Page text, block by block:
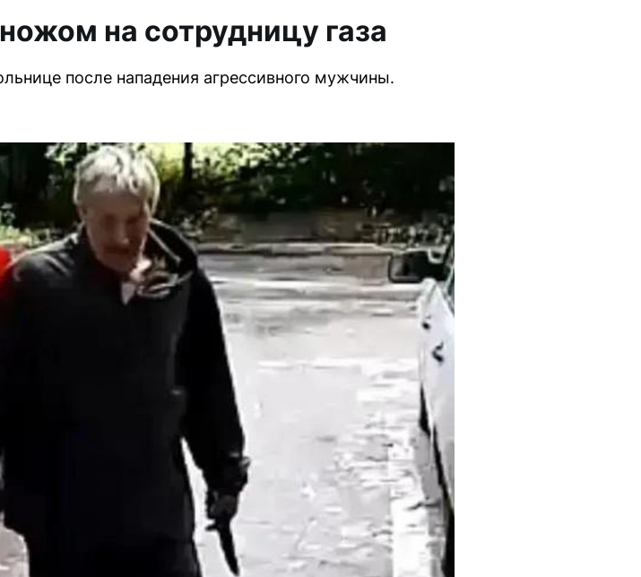
на сотрудницу газа
после нападения агрессивного мужчины.